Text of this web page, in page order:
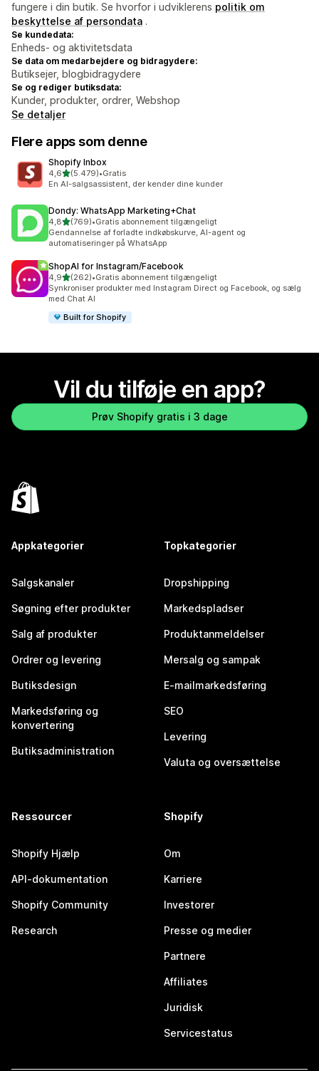
fungere i din butik. Se hvorfor i udviklerens politik om
beskyttelse af persondata .
Se kundedata:
Enheds- og aktivitetsdata
Se data om medarbejdere og bidragydere:
Butiksejer, blogbidragydere
Se og rediger butiksdata:
Kunder, produkter, ordrer, Webshop
Se detaljer
Flere apps som denne
Shopify Inbox
4,6ud af 5 stjerner
(5.479)
5479 anmeldelser i alt
•Gratis
En AI-salgsassistent, der kender dine kunder
Dondy: WhatsApp Marketing+Chat
4,8ud af 5 stjerner
(769)
769 anmeldelser i alt
•Gratis abonnement tilgængeligt
Gendannelse af forladte indkøbskurve, AI-agent og
automatiseringer på WhatsApp
ShopAI for Instagram/Facebook
4,9ud af 5 stjerner
(262)
262 anmeldelser i alt
•Gratis abonnement tilgængeligt
Synkroniser produkter med Instagram Direct og Facebook, og sælg
med Chat AI
Built for Shopify
Vil du tilføje en app?
Prøv Shopify gratis i 3 dage
Appkategorier
Salgskanaler
Søgning efter produkter
Salg af produkter
Ordrer og levering
Butiksdesign
Markedsføring og
konvertering
Butiksadministration
Topkategorier
Dropshipping
Markedspladser
Produktanmeldelser
Mersalg og sampak
E-mailmarkedsføring
SEO
Levering
Valuta og oversættelse
Ressourcer
Shopify Hjælp
API-dokumentation
Shopify Community
Research
Shopify
Om
Karriere
Investorer
Presse og medier
Partnere
Affiliates
Juridisk
Servicestatus